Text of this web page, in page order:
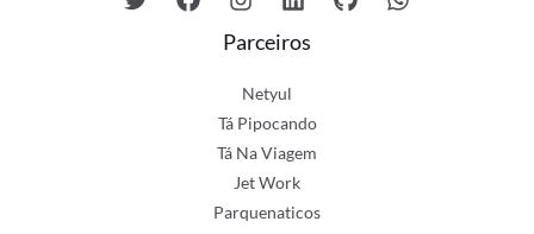
Parceiros
Netyul
Tá Pipocando
Tá Na Viagem
Jet Work
Parquenaticos